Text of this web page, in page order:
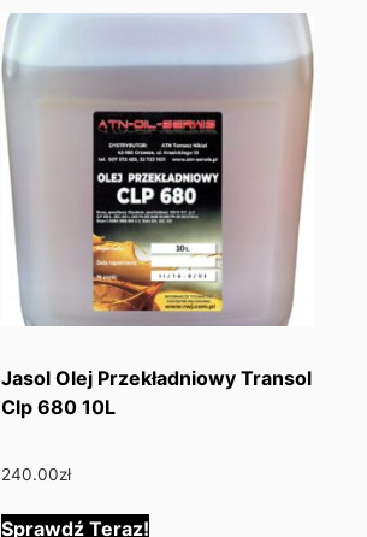
Jasol Olej Przekładniowy Transol
Clp 680 10L
240.00zł
Sprawdź Teraz!